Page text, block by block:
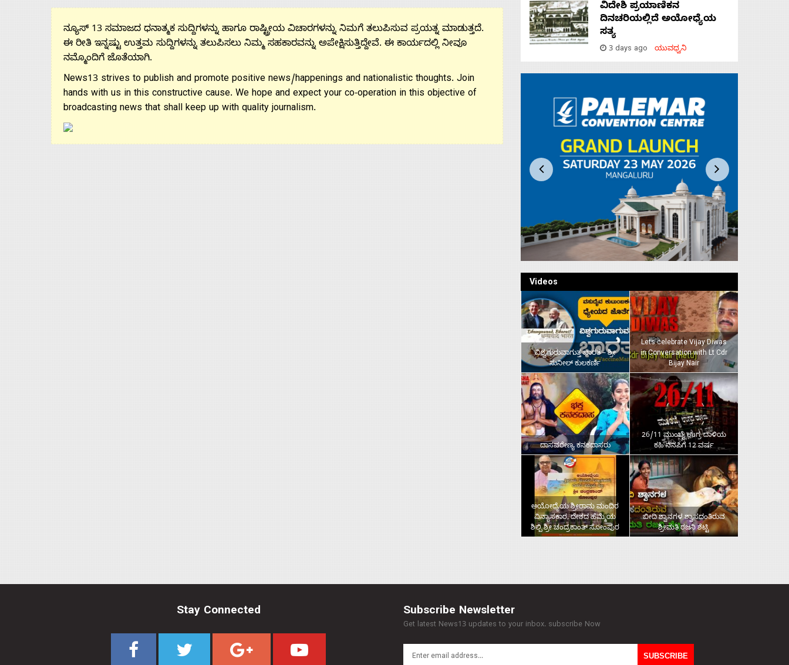
ನ್ಯೂಸ್ 13 ಸಮಾಜದ ಧನಾತ್ಮಕ ಸುದ್ದಿಗಳನ್ನು ಹಾಗೂ ರಾಷ್ಟ್ರೀಯ ವಿಚಾರಗಳನ್ನು ನಿಮಗೆ ತಲುಪಿಸುವ ಪ್ರಯತ್ನ ಮಾಡುತ್ತದೆ.
ಈ ರೀತಿ ಇನ್ನಷ್ಟು ಉತ್ತಮ ಸುದ್ದಿಗಳನ್ನು ತಲುಪಿಸಲು ನಿಮ್ಮ ಸಹಕಾರವನ್ನು ಅಪೇಕ್ಷಿಸುತ್ತಿದ್ದೇವೆ. ಈ ಕಾರ್ಯದಲ್ಲಿ ನೀವೂ
ನಮ್ಮೊಂದಿಗೆ ಜೊತೆಯಾಗಿ.
News13 strives to publish and promote positive news/happenings and nationalistic thoughts. Join
hands with us in this constructive cause. We hope and expect your co-operation in this objective of
broadcasting news that shall keep up with quality journalism.
ವಿದೇಶಿ ಪ್ರಯಾಣಿಕನ
ದಿನಚರಿಯಲ್ಲಿದೆ ಅಯೋಧ್ಯೆಯ
ಸತ್ಯ
3 days ago ಯುವಧ್ವನಿ
Videos
ವಿಶ್ವಗುರುವಾಗುತ್ತ ಭಾರತ – ಶ್ರೀ
ಸುನೀಲ್‌ ಕುಲಕರ್ಣಿ
Lets celebrate Vijay Diwas
in Conversation with Lt Cdr
Bijay Nair
ದಾಸವರೇಣ್ಯ ಕನಕದಾಸರು
26/11 ಮುಂಬೈ ಉಗ್ರ ದಾಳಿಯ
ಕಹಿ ನೆನಪಿಗೆ 12 ವರ್ಷ
ಅಯೋಧ್ಯೆಯ ಶ್ರೀರಾಮ ಮಂದಿರ
ವಿನ್ಯಾಸಕಾರ, ದೇಶದ ಹೆಮ್ಮೆಯ
ಶಿಲ್ಪಿ ಶ್ರೀ ಚಂದ್ರಕಾಂತ್‌ ಸೋಂಪುರ
ಬೀದಿ ಶ್ವಾನಗಳ ಶ್ವಾಸದಂತಿರುವ
ಶ್ರೀಮತಿ ರಜನಿ ಶೆಟ್ಟಿ
Stay Connected Subscribe Newsletter
Get latest News13 updates to your inbox. subscribe Now